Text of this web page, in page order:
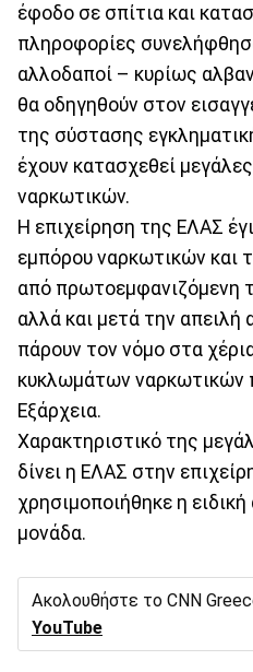
έφοδο σε σπίτια και
πληροφορίες
αλλοδαποί – κυρίως
θα οδηγηθούν στον
της σύστασης
έχουν κατασχεθεί
ναρκωτικών.
Η επιχείρηση της ΕΛΑΣ
εμπόρου ναρκωτικών και
από πρωτοεμφανιζόμενη
αλλά και μετά την απειλή
πάρουν τον νόμο στα
κυκλωμάτων ναρκωτικών
Εξάρχεια.
Χαρακτηριστικό της
δίνει η ΕΛΑΣ στην
χρησιμοποιήθηκε η
μονάδα.
Ακολουθήστε το CNN
YouTube